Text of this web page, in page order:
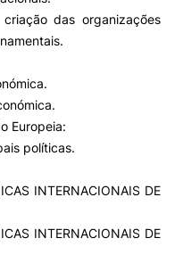
das organizações
Europeia:
políticas.
INTERNACIONAIS DE
INTERNACIONAIS DE